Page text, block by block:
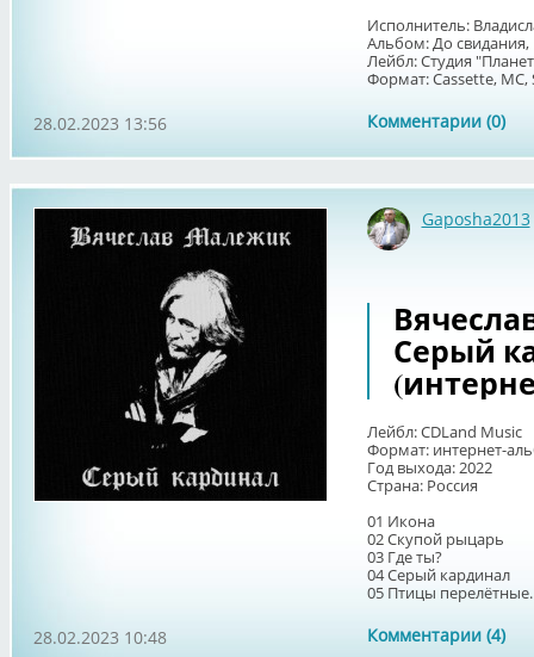
Исполнитель:
Альбом: До
Лейбл: Студия
Формат: Cassette,
Комментарии (0)
28.02.2023 13:56
Gaposha2013
Серый
Лейбл: CDLand Music
Формат: интернет-
Год выхода: 2022
Страна: Россия
01 Икона
02 Скупой рыцарь
03 Где ты?
04 Серый кардинал
05 Птицы
Комментарии (4)
28.02.2023 10:48